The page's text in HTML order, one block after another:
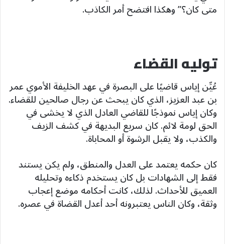
متى كان؟” وهكذا افتضح أمر الكاذب.
توليه القضاء
عُيِّن إياس قاضيًا على البصرة في عهد الخليفة الأموي عمر
بن عبد العزيز، الذي كان يبحث عن رجال صالحين للقضاء.
وكان إياس نموذجًا للقاضي العادل الذي لا يخشى في
الحق لومة لائم. كان سريع البديهة في كشف الزيف
والكذب، ولا يقبل الرشوة أو المحاباة.
كان حكمه يعتمد على العدل والمنطق، ولم يكن يستند
فقط إلى الشهادات بل كان يستخدم ذكاءه وتحليله
العميق للأحداث. لذلك، كانت أحكامه موضع إعجاب
وثقة، وكان الناس يعتبرونه أحد أعدل القضاة في عصره.